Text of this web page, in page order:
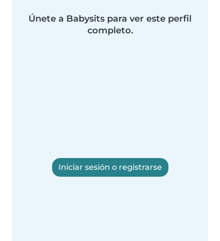
Únete a Babysits para ver este perfil
completo.
Iniciar sesión o registrarse